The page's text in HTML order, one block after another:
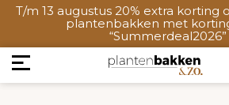
T/m 13 augustus 20% extra korting
plantenbakken met
“Summerdeal2026”